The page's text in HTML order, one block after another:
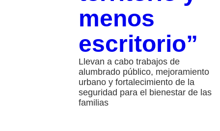
menos
escritorio”
Llevan a cabo trabajos de
alumbrado público, mejoramiento
urbano y fortalecimiento de la
seguridad para el bienestar de las
familias